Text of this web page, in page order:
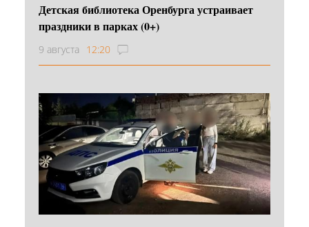
Детская библиотека Оренбурга устраивает
праздники в парках (0+)
9 августа 12:20